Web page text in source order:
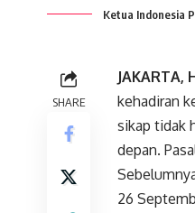
Ketua Indonesia
SHARE
JAKARTA,
kehadiran
sikap tidak
depan.
26